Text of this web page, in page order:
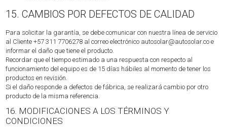
15. CAMBIOS POR DEFECTOS DE CALIDAD
Para solicitar la garantía, se debe comunicar con nuestra línea de servicio
al Cliente +57 311 7706278 al correo electrónico autosolar@autosolar.co e
informar el daño que tiene el producto.
Recordar que el tiempo estimado a una respuesta con respecto al
funcionamiento del equipo es de 15 días hábiles al momento de tener los
productos en revisión.
Si el daño responde a defectos de fábrica, se realizará cambio por otro
producto de la misma referencia.
16. MODIFICACIONES A LOS TÉRMINOS Y
CONDICIONES